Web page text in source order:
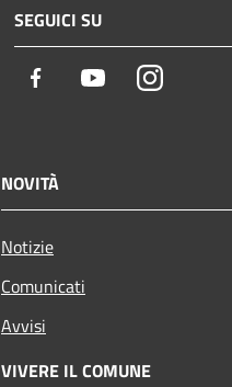
SEGUICI SU
Facebook YoutubeInstagram
NOVITÀ
Notizie
Comunicati
Avvisi
VIVERE IL COMUNE